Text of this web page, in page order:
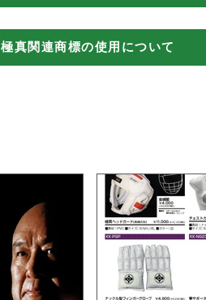
極真関連商標の使用について